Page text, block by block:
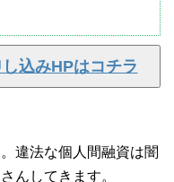
込みHPはコチラ
違法な個人間融資は闇
んしてきます。